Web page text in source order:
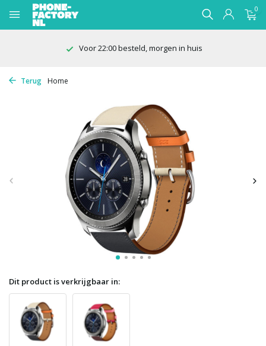
0
Voor 22:00 besteld, morgen in huis
Terug Home
Dit product is verkrijgbaar in: